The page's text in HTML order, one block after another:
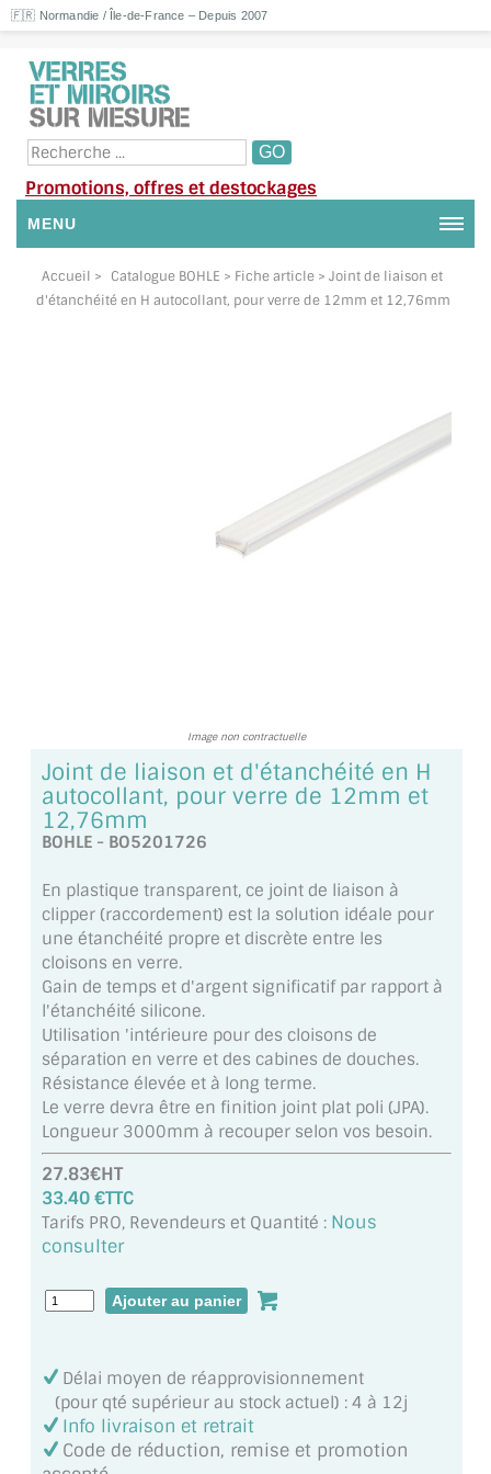
🇫🇷 Normandie / Île-de-France – Depuis 2007
Promotions, offres et destockages
MENU
NOUS CONTACTER
TOUS LES TARIFS AU M2
GUIDE : CHOIX PAR UTILISATION
MIROIR VIEILLI
MIROIR DÉCORATIF DE COULEUR
LOTS DE MIROIRS EN MOZAÏQUE
MIROIR POUR PORTE
MIROIR DE SALLE DE BAIN
MIROIR PAROI DE DOUCHE
MIROIR POUR SALLE DE SPORT
MIROIR POUR SALLE DE DANSE
MIROIR ENCADRÉ
MIROIR TV
VERRE SUR MESURE
VERRE TREMPÉ (SÉCURIT)
PAROI DE DOUCHE
Accueil > Catalogue BOHLE > Fiche article > Joint de liaison et
d'étanchéité en H autocollant, pour verre de 12mm et 12,76mm
Image non contractuelle
Joint de liaison et d'étanchéité en H
autocollant, pour verre de 12mm et
12,76mm
BOHLE - BO5201726
En plastique transparent, ce joint de liaison à
clipper (raccordement) est la solution idéale pour
une étanchéité propre et discrète entre les
cloisons en verre.
Gain de temps et d'argent significatif par rapport à
l'étanchéité silicone.
Utilisation 'intérieure pour des cloisons de
séparation en verre et des cabines de douches.
Résistance élevée et à long terme.
Le verre devra être en finition joint plat poli (JPA).
Longueur 3000mm à recouper selon vos besoin.
27.83€HT
33.40 €TTC
Tarifs PRO, Revendeurs et Quantité : Nous
consulter
Délai moyen de réapprovisionnement
(pour qté supérieur au stock actuel) : 4 à 12j
Info livraison et retrait
Code de réduction, remise et promotion